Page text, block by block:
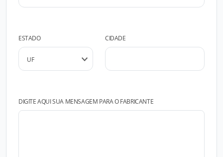
ESTADO CIDADE
DIGITE AQUI SUA MENSAGEM PARA O FABRICANTE